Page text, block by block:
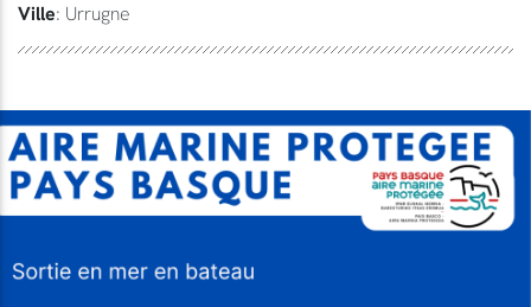
Ville: Urrugne